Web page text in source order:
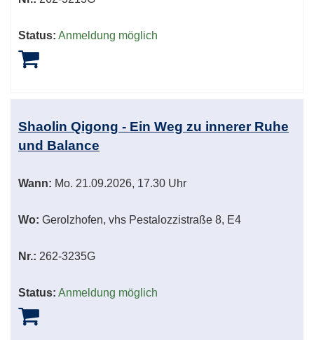
Status: Anmeldung möglich
Shaolin Qigong - Ein Weg zu innerer Ruhe
und Balance
Wann: Mo. 21.09.2026, 17.30 Uhr
Wo: Gerolzhofen, vhs Pestalozzistraße 8, E4
Nr.: 262-3235G
Status: Anmeldung möglich